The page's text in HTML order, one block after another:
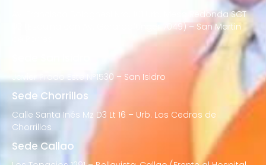
Av. Francisco Bolognesi Nro. 101 Urb. Mesa Redonda SCT
02 (Esquina con Av. Gerardo Unger 7049) – San Martin
Javier Prado Este N°1530 – San Isidro
Sede Chorrillos
Calle Santa Inés Mz D3 Lt 16 – Urb. Los Cedros de
Chorrillos
Sede Callao